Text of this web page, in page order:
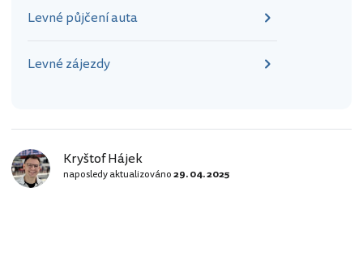
Levné půjčení auta
Levné zájezdy
Kryštof Hájek
naposledy aktualizováno29. 04. 2025